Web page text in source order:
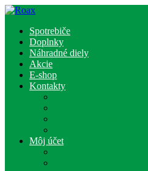
Skip
contentSpotrebiče
Doplnky
Náhradné diely
Akcie
E-shop
Kontakty
Môj účet